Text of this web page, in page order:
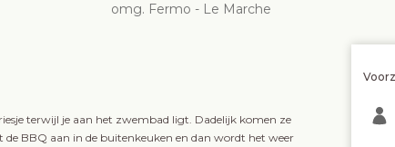
omg. Fermo - Le Marche
terwijl je aan het zwembad ligt. Dadelijk komen ze
BBQ aan in de buitenkeuken en dan wordt het weer